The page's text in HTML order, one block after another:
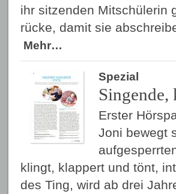
ihr sitzenden Mitschülerin
rücke, damit sie
Mehr…
Spezial
Erster
Joni bewegt
klingt, klappert und tönt,
des Ting, wird ab drei